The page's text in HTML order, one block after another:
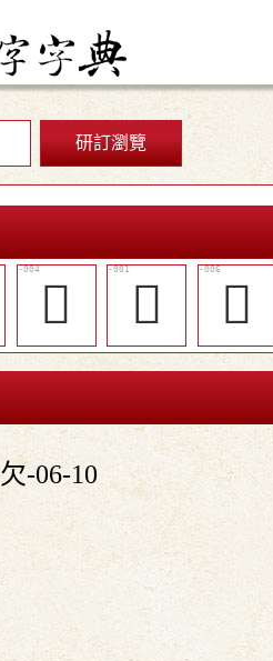
研訂瀏覽
󲼨 𣢨 󲼪
欠-06-10